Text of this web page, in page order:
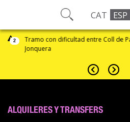
CAT ESP
2
Tramo con dificultad entre Coll de
Jonquera
ALQUILERES Y TRANSFERS